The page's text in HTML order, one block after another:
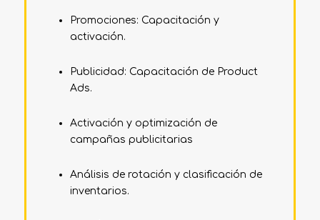
Promociones: Capacitación y
activación.
Publicidad: Capacitación de Product
Ads.
Activación y optimización de
campañas publicitarias
Análisis de rotación y clasificación de
inventarios.